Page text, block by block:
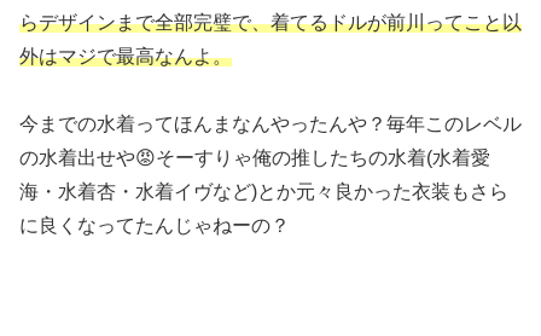
らデザインまで全部完璧で、着てるドルが前川ってこと以
外はマジで最高なんよ。
今までの水着ってほんまなんやったんや？毎年このレベル
の水着出せや😡そーすりゃ俺の推したちの水着(水着愛
海・水着杏・水着イヴなど)とか元々良かった衣装もさら
に良くなってたんじゃねーの？